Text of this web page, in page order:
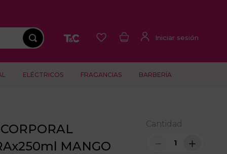
ELÉCTRICOS FRAGANCIAS BARBERÍA
MANGO
Cantidad
＋
－